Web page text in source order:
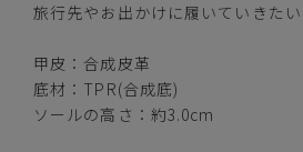
在庫切れ
L(24.0cm)
在庫切れ
旅行先やお出かけに履いていきた
甲皮：合成皮革
底材：TPR(合成底)
ソールの高さ：約3.0cm